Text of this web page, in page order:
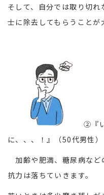
そして、自分では取り切
士に除去してもらうことが
②『
に、、、！』（50代男性）
加齢や肥満、糖尿病など
抗力は落ちていきます。